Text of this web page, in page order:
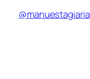
@manuestagiaria